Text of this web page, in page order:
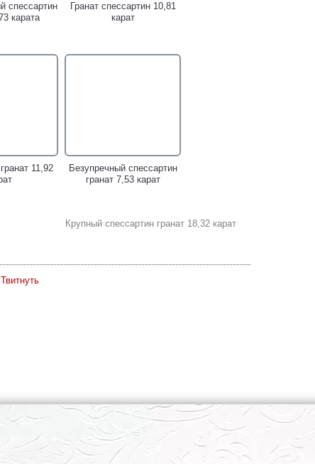
спессартин
карата
Гранат спессартин 10,81
карат
11,92
Безупречный спессартин
гранат 7,53 карат
Крупный спессартин гранат 18,32 карат
Твитнуть